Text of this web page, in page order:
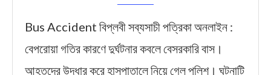
Bus Accident বিপ্লবী সব্যসাচী পত্রিকা অনলাইন :
বেপরোয়া গতির কারণে দুর্ঘটনার কবলে বেসরকারি বাস।
আহতদের উদ্ধার করে হাসপাতালে নিয়ে গেল পুলিশ। ঘটনাটি